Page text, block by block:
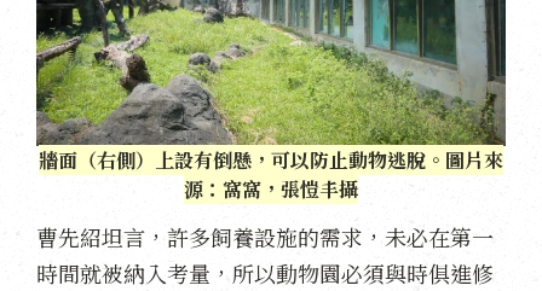
牆面（右側）上設有倒懸，可以防止動物逃脫。圖片來
源：窩窩，張愷丰攝
曹先紹坦言，許多飼養設施的需求，未必在第一
時間就被納入考量，所以動物園必須與時俱進修